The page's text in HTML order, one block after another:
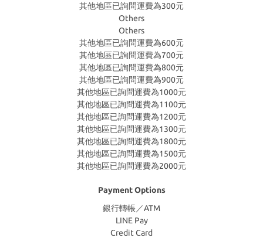
其他地區已詢問運費為300元
Others
Others
其他地區已詢問運費為600元
其他地區已詢問運費為700元
其他地區已詢問運費為800元
其他地區已詢問運費為900元
其他地區已詢問運費為1000元
其他地區已詢問運費為1100元
其他地區已詢問運費為1200元
其他地區已詢問運費為1300元
其他地區已詢問運費為1800元
其他地區已詢問運費為1500元
其他地區已詢問運費為2000元
Payment Options
銀行轉帳／ATM
LINE Pay
Credit Card